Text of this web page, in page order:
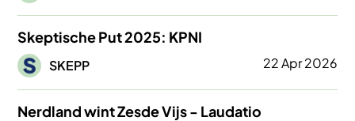
Skeptische Put 2025: KPNI
Afbeelding
SKEPP 22 Apr 2026
Nerdland wint Zesde Vijs - Laudatio